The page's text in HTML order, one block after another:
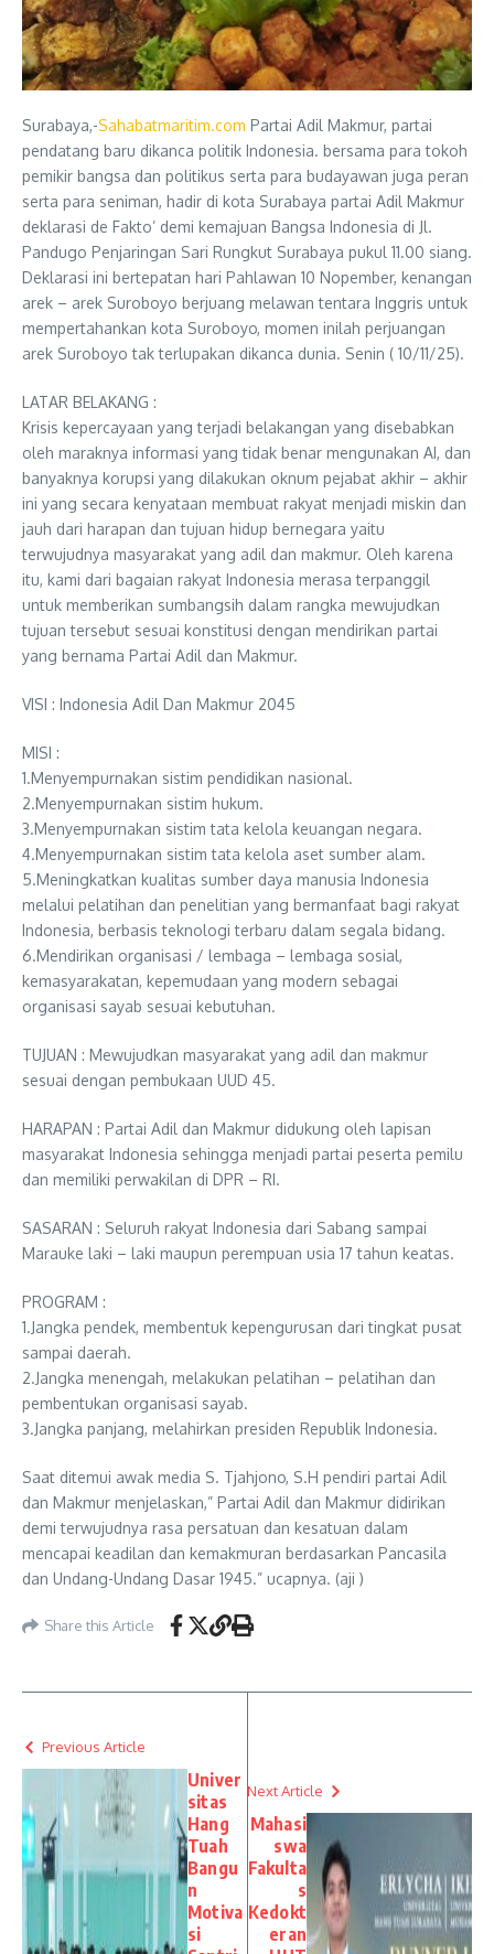
Surabaya,-Sahabatmaritim.com Partai Adil Makmur, partai
pendatang baru dikanca politik Indonesia. bersama para tokoh
pemikir bangsa dan politikus serta para budayawan juga peran
serta para seniman, hadir di kota Surabaya partai Adil Makmur
deklarasi de Fakto’ demi kemajuan Bangsa Indonesia di Jl.
Pandugo Penjaringan Sari Rungkut Surabaya pukul 11.00 siang.
Deklarasi ini bertepatan hari Pahlawan 10 Nopember, kenangan
arek – arek Suroboyo berjuang melawan tentara Inggris untuk
mempertahankan kota Suroboyo, momen inilah perjuangan
arek Suroboyo tak terlupakan dikanca dunia. Senin ( 10/11/25).
LATAR BELAKANG :
Krisis kepercayaan yang terjadi belakangan yang disebabkan
oleh maraknya informasi yang tidak benar mengunakan AI, dan
banyaknya korupsi yang dilakukan oknum pejabat akhir – akhir
ini yang secara kenyataan membuat rakyat menjadi miskin dan
jauh dari harapan dan tujuan hidup bernegara yaitu
terwujudnya masyarakat yang adil dan makmur. Oleh karena
itu, kami dari bagaian rakyat Indonesia merasa terpanggil
untuk memberikan sumbangsih dalam rangka mewujudkan
tujuan tersebut sesuai konstitusi dengan mendirikan partai
yang bernama Partai Adil dan Makmur.
VISI : Indonesia Adil Dan Makmur 2045
MISI :
1.Menyempurnakan sistim pendidikan nasional.
2.Menyempurnakan sistim hukum.
3.Menyempurnakan sistim tata kelola keuangan negara.
4.Menyempurnakan sistim tata kelola aset sumber alam.
5.Meningkatkan kualitas sumber daya manusia Indonesia
melalui pelatihan dan penelitian yang bermanfaat bagi rakyat
Indonesia, berbasis teknologi terbaru dalam segala bidang.
6.Mendirikan organisasi / lembaga – lembaga sosial,
kemasyarakatan, kepemudaan yang modern sebagai
organisasi sayab sesuai kebutuhan.
TUJUAN : Mewujudkan masyarakat yang adil dan makmur
sesuai dengan pembukaan UUD 45.
HARAPAN : Partai Adil dan Makmur didukung oleh lapisan
masyarakat Indonesia sehingga menjadi partai peserta pemilu
dan memiliki perwakilan di DPR – RI.
SASARAN : Seluruh rakyat Indonesia dari Sabang sampai
Marauke laki – laki maupun perempuan usia 17 tahun keatas.
PROGRAM :
1.Jangka pendek, membentuk kepengurusan dari tingkat pusat
sampai daerah.
2.Jangka menengah, melakukan pelatihan – pelatihan dan
pembentukan organisasi sayab.
3.Jangka panjang, melahirkan presiden Republik Indonesia.
Saat ditemui awak media S. Tjahjono, S.H pendiri partai Adil
dan Makmur menjelaskan,” Partai Adil dan Makmur didirikan
demi terwujudnya rasa persatuan dan kesatuan dalam
mencapai keadilan dan kemakmuran berdasarkan Pancasila
dan Undang-Undang Dasar 1945.” ucapnya. (aji )
Share this Article
Previous Article
Univer
sitas
Hang
Tuah
Bangu
n
Motiva
si
Next Article
Mahasi
swa
Fakulta
s
Kedokt
eran